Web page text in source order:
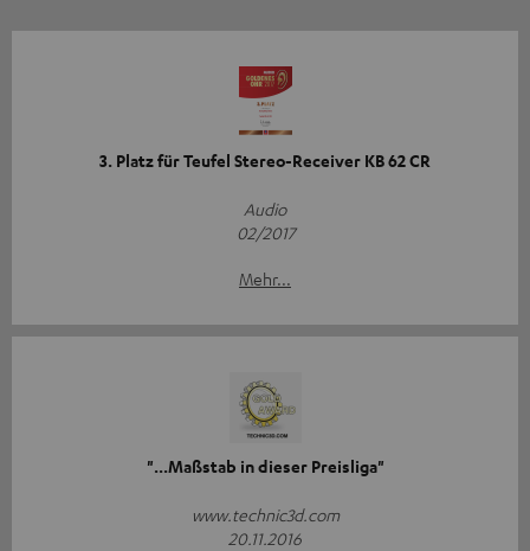
3. Platz für Teufel Stereo-Receiver KB 62 CR
Audio
02/2017
Mehr...
"...Maßstab in dieser Preisliga"
www.technic3d.com
20.11.2016